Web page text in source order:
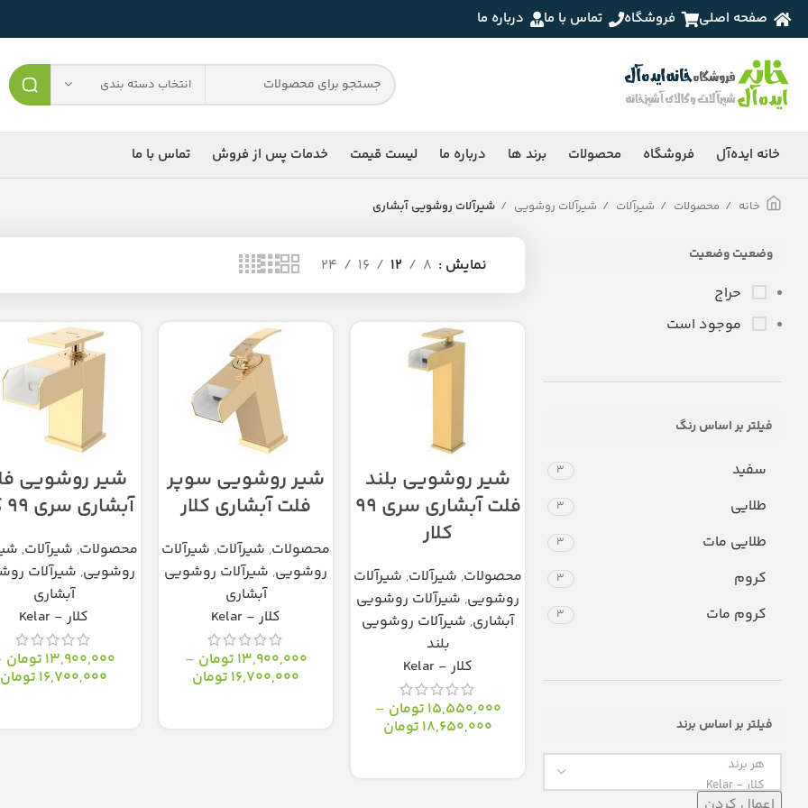
صفحه اصلی فروشگاه تماس با ما درباره ما
انتخاب دسته بندی
خانه ایده‌آل فروشگاه محصولات برند ها درباره ما لیست قیمت خدمات پس از فروش تماس با ما
خانه محصولات شیرآلات شیرآلات روشویی شیرآلات روشویی آبشاری
وضعیت وضعیت
حراج
موجود است
فیلتر بر اساس رنگ
سفید 3
طلایی 3
طلایی مات 3
کروم 3
کروم مات 3
فیلتر بر اساس برند
نمایش 8
12
16
24
شیر روشویی بلند
فلت آبشاری سری 99
کلار
محصولات, شیرآلات, شیرآلات
روشویی, شیرآلات روشویی
آبشاری, شیرآلات روشویی
بلند
کلار - Kelar
15,550,000 تومان –
18,650,000 تومان
شیر روشویی سوپر
فلت آبشاری کلار
محصولات, شیرآلات, شیرآلات
روشویی, شیرآلات روشویی
آبشاری
کلار - Kelar
13,900,000 تومان –
16,700,000 تومان
شیر روشویی
آبشاری سری 99 کلار
محصولات, شیرآلات,
روشویی, شیرآلات
آبشاری
کلار - Kelar
13,900,000 تومان
16,700,000 تومان